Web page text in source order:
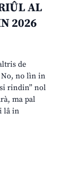
AL
2026
de
no lìn in
rindin” nol
ma pal
lâ in